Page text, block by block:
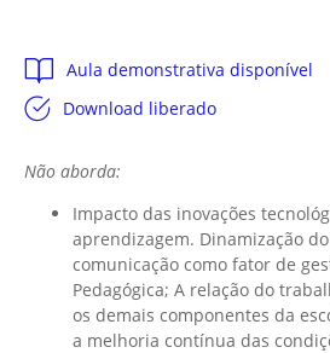
Aula demonstrativa disponível
Download liberado
Não aborda:
Impacto das inovações
aprendizagem. Dinamização
comunicação como fator de
Pedagógica; A relação do
os demais componentes da
a melhoria contínua das